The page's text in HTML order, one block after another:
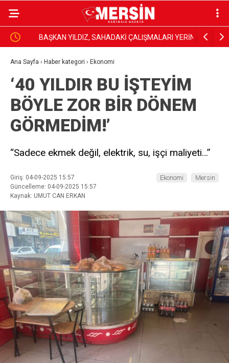
BAŞKAN YILDIZ, SAHADAKİ ÇALIŞMALARI YERİNDE
İNCELEDİ
Dim,
Ana Sayfa › Haber kategori › Ekonomi
‘40 YILDIR BU İŞTEYİM
BÖYLE ZOR BİR DÖNEM
GÖRMEDİM!’
“Sadece ekmek değil, elektrik, su, işçi maliyeti…”
Giriş: 04-09-2025 15:57
Güncelleme: 04-09-2025 15:57
Kaynak: UMUT CAN ERKAN
Ekonomi Mersin